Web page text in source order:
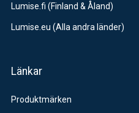
Lumise.fi (Finland & Åland)
Lumise.eu (Alla andra länder)
Länkar
Produktmärken